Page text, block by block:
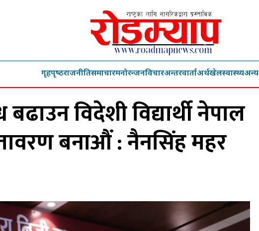
गृहपृष्‍ठराजनीतिसमाचारमनोरन्जनविचारअन्तरवार्ताअर्थखेलस्वास्थ्यअन्य
बढाउन विदेशी विद्यार्थी नेपाल
बनाऔं : नैनसिंह महर